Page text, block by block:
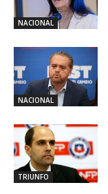
NACIONAL
NACIONAL
TRIUNFO